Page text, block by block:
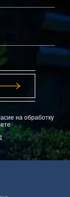
на обработку